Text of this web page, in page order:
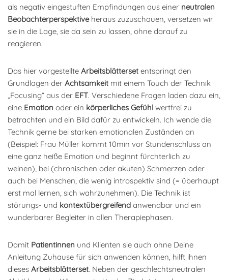
als negativ eingestuften Empfindungen aus einer neutralen
Beobachterperspektiveheraus zuzuschauen, versetzen wir
sie in die Lage, sie da sein zu lassen, ohne darauf zu
reagieren.
Das hier vorgestellte Arbeitsblättersetentspringt den
Grundlagen der Achtsamkeitmit einem Touch der Technik
„Focusing“ aus der EFT. Verschiedene Fragen laden dazu ein,
eine Emotion oder ein körperliches Gefühl wertfrei zu
betrachten und ein Bild dafür zu entwickeln. Ich wende die
Technik gerne bei starken emotionalen Zuständen an
(Beispiel: Frau Müller kommt 10min vor Stundenschluss an
eine ganz heiße Emotion und beginnt fürchterlich zu
weinen), bei (chronischen oder akuten) Schmerzen oder
auch bei Menschen, die wenig introspektiv sind (= überhaupt
erst mal lernen, sich wahrzunehmen). Die Technik ist
störungs- und kontextübergreifend anwendbar und ein
wunderbarer Begleiter in allen Therapiephasen.
Damit Patientinnen und Klienten sie auch ohne Deine
Anleitung Zuhause für sich anwenden können, hilft ihnen
dieses Arbeitsblätterset. Neben der geschlechtsneutralen